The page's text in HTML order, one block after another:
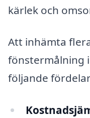
kärlek och
Att inhämta
fönstermålning
följande